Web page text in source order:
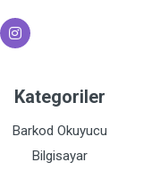
Kategoriler
Barkod Okuyucu
Bilgisayar